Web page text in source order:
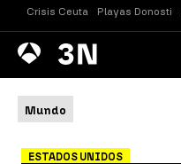
Crisis Ceuta Playas Donosti
Antena
3 Noticias
Mundo
ESTADOS UNIDOS